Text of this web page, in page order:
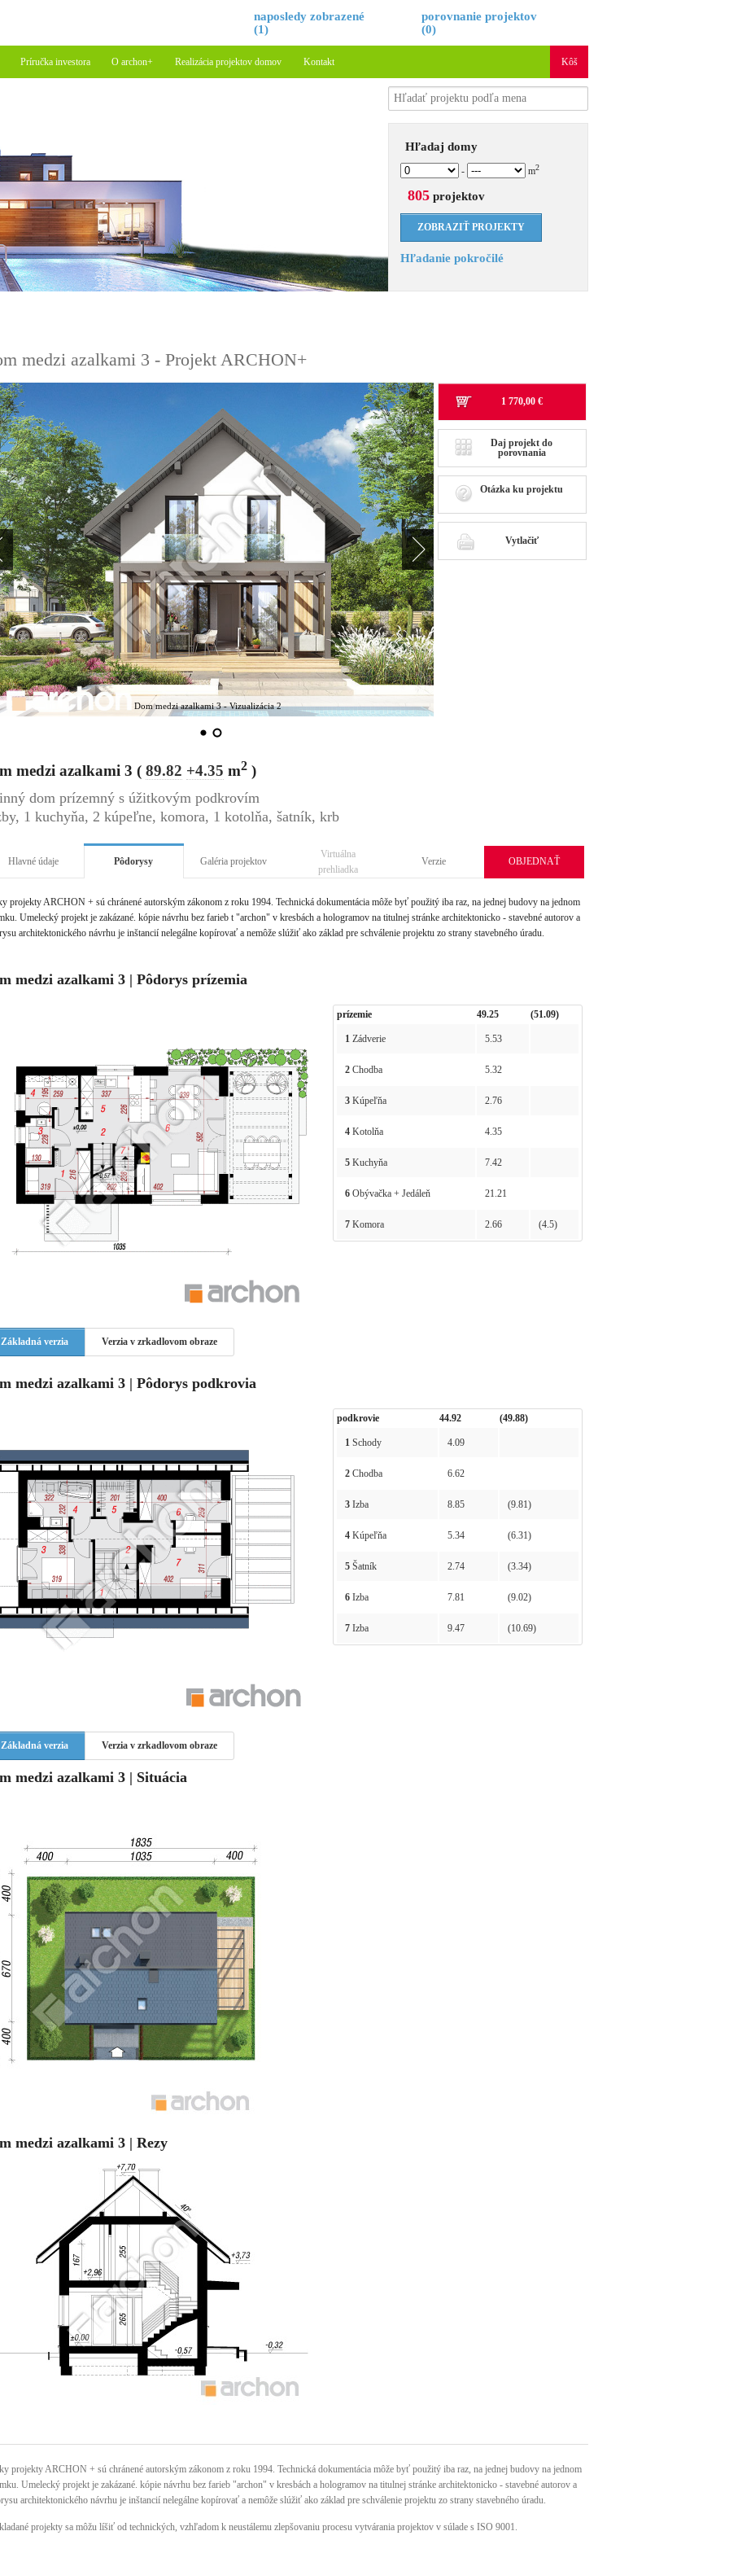
naposledy zobrazené
(1)
porovnanie projektov
(0)
Príručka investora O archon+ Realizácia projektov domov Kontakt Kôš
Hľadaj domy
- m2
805projektov
Hľadanie pokročilé
medzi azalkami 3 - Projekt ARCHON+
Dom medzi azalkami 3 - Vizualizácia 2
1 770,00 €
Daj projekt do
porovnania
Otázka ku projektu
Vytlačiť
medzi azalkami 3 ( 89.82 +4.35 m2)
dom prízemný s úžitkovým podkrovím
1 kuchyňa, 2 kúpeľne, komora, 1 kotolňa, šatník, krb
Hlavné údaje Pôdorysy Galéria projektov
Virtuálna
prehliadka
Verzie OBJEDNAŤ
projekty ARCHON + sú chránené autorským zákonom z roku 1994. Technická dokumentácia môže byť použitý iba raz, na jednej budovy na jednom
Umelecký projekt je zakázané. kópie návrhu bez farieb t "archon" v kresbách a hologramov na titulnej stránke architektonicko - stavebné autorov a
architektonického návrhu je inštancií nelegálne kopírovať a nemôže slúžiť ako základ pre schválenie projektu zo strany stavebného úradu.
medzi azalkami 3 | Pôdorys prízemia
Základná verzia Verzia v zrkadlovom obraze
prízemie 49.25 (51.09)
1Zádverie 5.53
2Chodba 5.32
3Kúpeľňa 2.76
4Kotolňa 4.35
5Kuchyňa 7.42
6Obývačka + Jedáleň 21.21
7Komora 2.66 (4.5)
medzi azalkami 3 | Pôdorys podkrovia
Základná verzia Verzia v zrkadlovom obraze
podkrovie 44.92 (49.88)
1Schody 4.09
2Chodba 6.62
3Izba 8.85 (9.81)
4Kúpeľňa 5.34 (6.31)
5Šatník 2.74 (3.34)
6Izba 7.81 (9.02)
7Izba 9.47 (10.69)
medzi azalkami 3 | Situácia
medzi azalkami 3 | Rezy
projekty ARCHON + sú chránené autorským zákonom z roku 1994. Technická dokumentácia môže byť použitý iba raz, na jednej budovy na jednom
Umelecký projekt je zakázané. kópie návrhu bez farieb "archon" v kresbách a hologramov na titulnej stránke architektonicko - stavebné autorov a
architektonického návrhu je inštancií nelegálne kopírovať a nemôže slúžiť ako základ pre schválenie projektu zo strany stavebného úradu.
projekty sa môžu líšiť od technických, vzhľadom k neustálemu zlepšovaniu procesu vytvárania projektov v súlade s ISO 9001.